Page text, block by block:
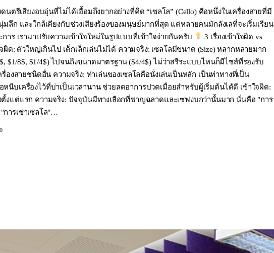
ดนตรีเสียงอบอุ่นที่ไม่ได้เอื้อมถึงยากอย่างที่คิด “เซลโล” (Cello) คือหนึ่งในเครื่องสายที่มี
ลึก และใกล้เคียงกับช่วงเสียงร้องของมนุษย์มากที่สุด แต่หลายคนมักลังเลที่จะเริ่มเรียน
การ เรามาปรับความเข้าใจใหม่ในรูปแบบที่เข้าใจง่ายกันครับ
3 เรื่องเข้าใจผิด vs
ผิด: ตัวใหญ่เกินไป เด็กเล็กเล่นไม่ได้ ความจริง: เซลโลมีขนาด (Size) หลากหลายมาก
$1/8$, $1/4$) ไปจนถึงขนาดมาตรฐาน ($4/4$) ไม่ว่าสรีระแบบไหนก็มีไซส์ที่รองรับ
องสายชนิดอื่น ความจริง: ท่าเล่นของเซลโลคือนั่งเล่นเป็นหลัก เป็นท่าทางที่เป็น
นีบเครื่องไว้ที่บ่าเป็นเวลานาน ช่วยลดอาการปวดเมื่อยสำหรับผู้เริ่มต้นได้ดี เข้าใจผิด:
ตั้งแต่แรก ความจริง: ปัจจุบันมีทางเลือกที่ชาญฉลาดและเซฟงบกว่านั้นมาก นั่นคือ "การ
การเช่าเซลโล"…
0